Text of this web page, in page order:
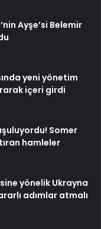
Ayşe’si Belemir
yeni yönetim
içeri girdi
Somer
hamleler
yönelik Ukrayna
adımlar atmalı